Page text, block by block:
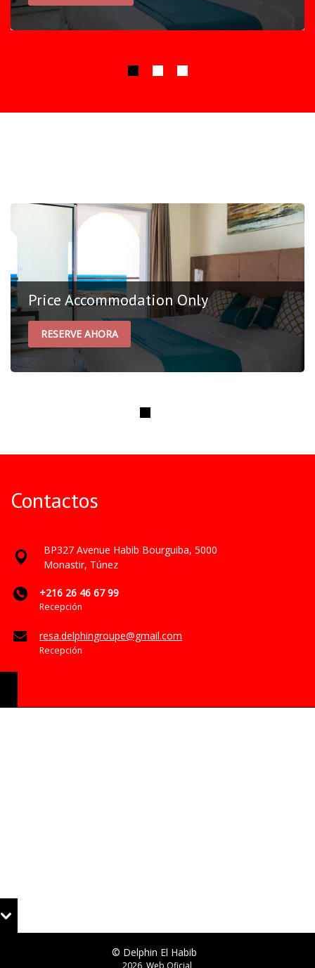
Price Accommodation Only
RESERVE AHORA
Note: Tourist tax : The total amount of the reservation
Contactos
BP327 Avenue Habib Bourguiba, 5000
Monastir, Túnez
+216 26 46 67 99
Recepción
resa.delphingroupe@gmail.com
Recepción
© Delphin El Habib
2026, Web Oficial